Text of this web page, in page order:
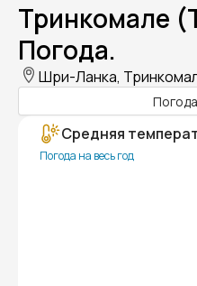
Тринкомале
Погода.
Шри-Ланка,
Средняя
Погода на весь год